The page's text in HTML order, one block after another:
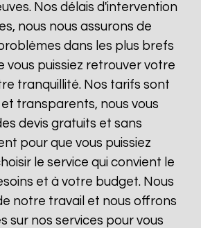
Nos délais d'intervention
nous nous assurons de
dans les plus brefs
vous puissiez retrouver votre
tranquillité. Nos tarifs sont
transparents, nous vous
devis gratuits et sans
pour que vous puissiez
le service qui convient le
et à votre budget. Nous
notre travail et nous offrons
sur nos services pour vous